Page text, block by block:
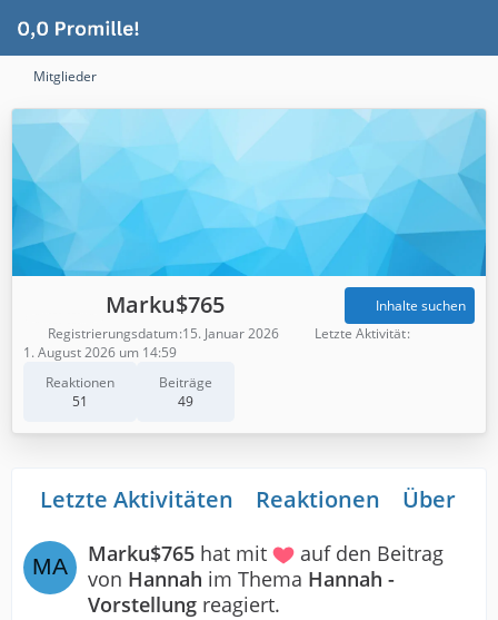
Mitglieder
Marku$765
Reaktionen
51
Beiträge
49
Inhalte suchen
Registrierungsdatum 15. Januar 2026
Letzte Aktivität
1. August 2026 um 14:59
Letzte Aktivitäten Reaktionen Über
Marku$765 hat mit
auf den Beitrag
von Hannah im Thema Hannah -
Vorstellung reagiert.